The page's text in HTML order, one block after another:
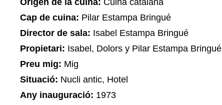
Origen de la cuina: Cuina catalana
Cap de cuina: Pilar Estampa Bringué
Director de sala: Isabel Estampa Bringué
Propietari: Isabel, Dolors y Pilar Estampa Bringué
Preu mig: Mig
Situació: Nucli antic, Hotel
Any inauguració: 1973